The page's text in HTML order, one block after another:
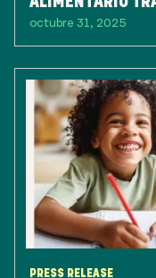
octubre 31, 2025
PRESS RELEASE